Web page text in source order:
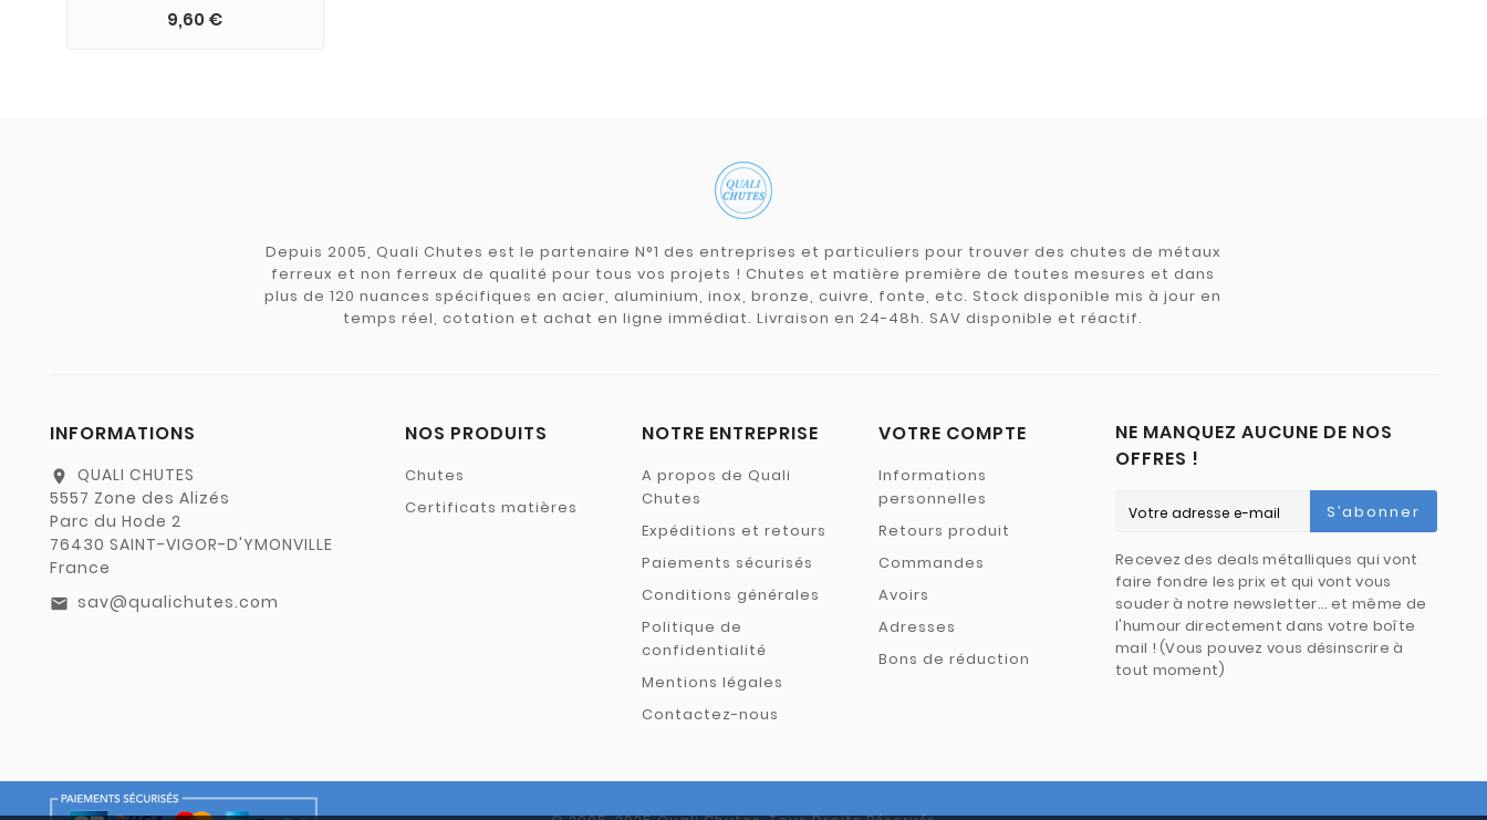
9,60 €
Depuis 2005, Quali Chutes est le partenaire N°1 des entreprises et particuliers pour trouver des chutes de métaux
ferreux et non ferreux de qualité pour tous vos projets ! Chutes et matière première de toutes mesures et dans
plus de 120 nuances spécifiques en acier, aluminium, inox, bronze, cuivre, fonte, etc. Stock disponible mis à jour en
temps réel, cotation et achat en ligne immédiat. Livraison en 24-48h. SAV disponible et réactif.
INFORMATIONS
location_on
QUALI CHUTES
5557 Zone des Alizés
Parc du Hode 2
76430 SAINT-VIGOR-D'YMONVILLE
France
email sav@qualichutes.com
NOS PRODUITS
Chutes
Certificats matières
NOTRE ENTREPRISE
A propos de Quali
Chutes
Expéditions et retours
Paiements sécurisés
Conditions générales
Politique de
confidentialité
Mentions légales
Contactez-nous
VOTRE COMPTE
Informations
personnelles
Retours produit
Commandes
Avoirs
Adresses
Bons de réduction
NE MANQUEZ AUCUNE DE NOS
OFFRES !
S’abonner
Recevez des deals métalliques qui vont
faire fondre les prix et qui vont vous
souder à notre newsletter… et même de
l'humour directement dans votre boîte
mail ! (Vous pouvez vous désinscrire à
tout moment)